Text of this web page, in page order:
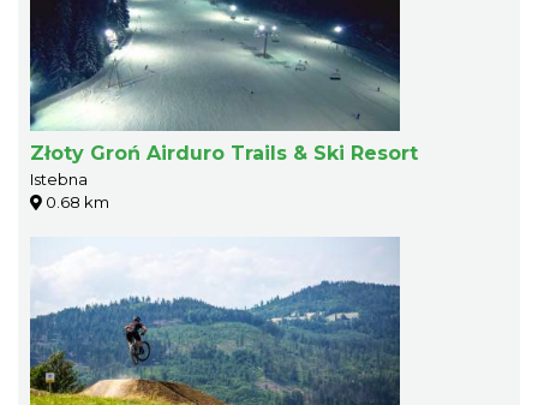
Złoty Groń Airduro Trails & Ski Resort
Istebna
0.68 km